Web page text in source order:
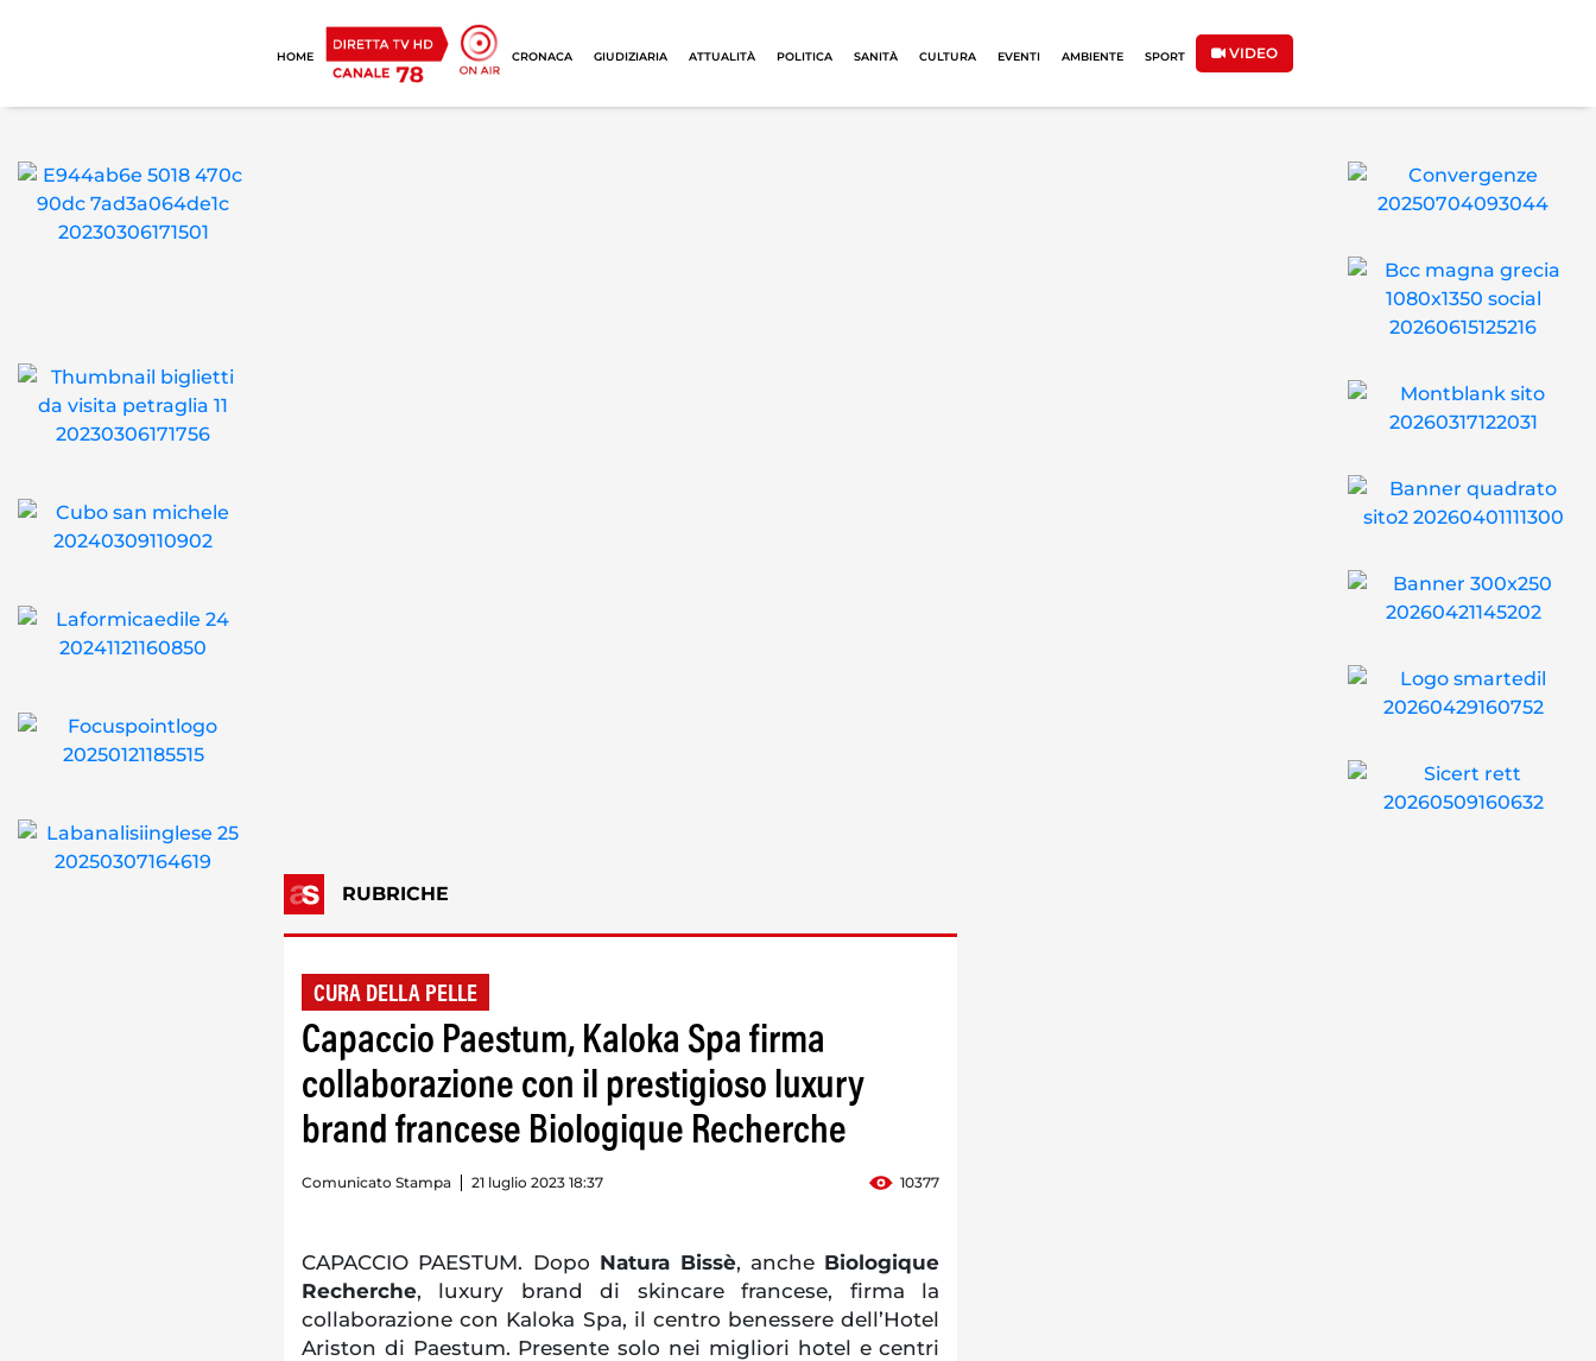
HOME CRONACA GIUDIZIARIA ATTUALITÀ POLITICA SANITÀ CULTURA EVENTI AMBIENTE SPORT VIDEO
RUBRICHE
CURA DELLA PELLE
Capaccio Paestum, Kaloka Spa firma
collaborazione con il prestigioso luxury
brand francese Biologique Recherche
Comunicato Stampa 21 luglio 2023 18:37 10377
CAPACCIO PAESTUM. Dopo Natura Bissè, anche Biologique
Recherche, luxury brand di skincare francese, firma la
collaborazione con Kaloka Spa, il centro benessere dell’Hotel
Ariston di Paestum. Presente solo nei migliori hotel e centri